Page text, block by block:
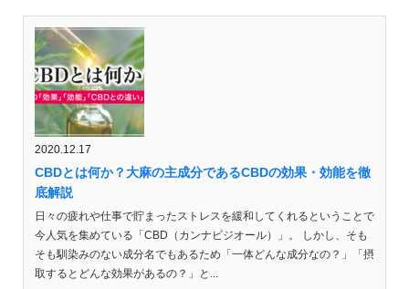
2020.12.17
CBDとは何か？大麻の主成分であるCBDの効果・効能を徹
底解説
日々の疲れや仕事で貯まったストレスを緩和してくれるということで
今人気を集めている「CBD（カンナビジオール）」。 しかし、そも
そも馴染みのない成分名でもあるため「一体どんな成分なの？」「摂
取するとどんな効果があるの？」と...